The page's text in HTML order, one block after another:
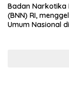
Badan Narkotika
(BNN) RI,
Umum Nasional di